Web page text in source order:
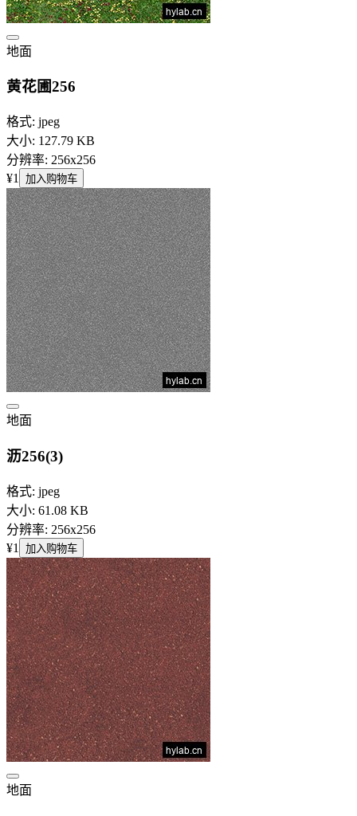
地面
黄花圃256
格式: jpeg
大小: 127.79 KB
分辨率: 256x256
¥1
加入购物车
地面
沥256(3)
格式: jpeg
大小: 61.08 KB
分辨率: 256x256
¥1
加入购物车
地面